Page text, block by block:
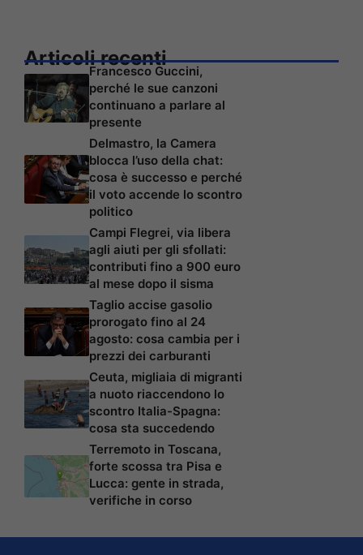
Articoli recenti
Francesco Guccini,
perché le sue canzoni
continuano a parlare al
presente
Delmastro, la Camera
blocca l’uso della chat:
cosa è successo e perché
il voto accende lo scontro
politico
Campi Flegrei, via libera
agli aiuti per gli sfollati:
contributi fino a 900 euro
al mese dopo il sisma
Taglio accise gasolio
prorogato fino al 24
agosto: cosa cambia per i
prezzi dei carburanti
Ceuta, migliaia di migranti
a nuoto riaccendono lo
scontro Italia-Spagna:
cosa sta succedendo
Terremoto in Toscana,
forte scossa tra Pisa e
Lucca: gente in strada,
verifiche in corso